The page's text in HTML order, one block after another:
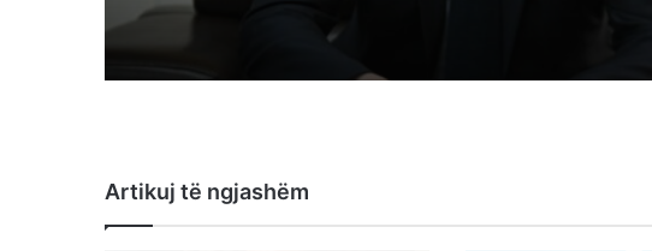
Artikuj të ngjashëm